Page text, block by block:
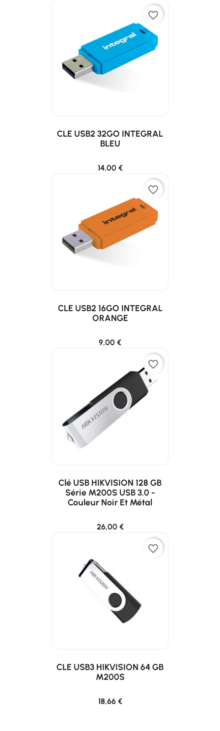
favorite_border
CLE USB2 32GO INTEGRAL
BLEU
14,00 €
favorite_border
CLE USB2 16GO INTEGRAL
ORANGE
9,00 €
favorite_border
Clé USB HIKVISION 128 GB
Série M200S USB 3.0 -
Couleur Noir Et Métal
26,00 €
favorite_border
CLE USB3 HIKVISION 64 GB
M200S
18,66 €